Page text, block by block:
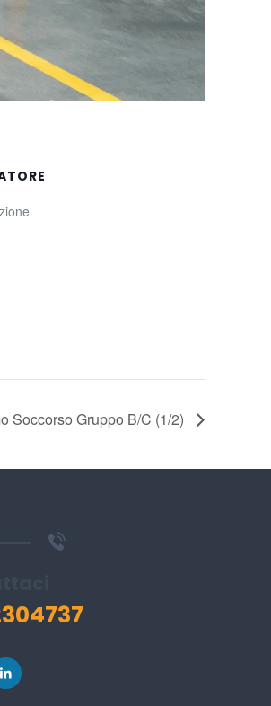
Soccorso Gruppo B/C (1/2)